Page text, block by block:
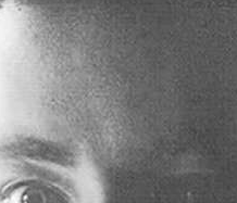
vurgu yaparak hep aynı cümleyi
çok şey anladıkları için mi